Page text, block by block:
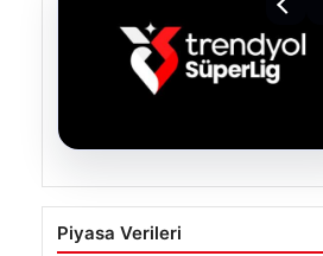
TFF’den isim
sponsorluğu açıklaması!
Piyasa Verileri